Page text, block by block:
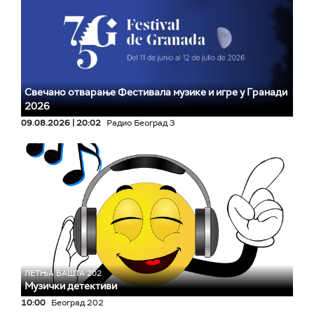
Свечано отварање Фестивала музике и игре у Гранади
2026
09.08.2026 | 20:02 Радио Београд 3
ЛЕТЊА БАШТА 202
Музички детективи
10:00 Београд 202